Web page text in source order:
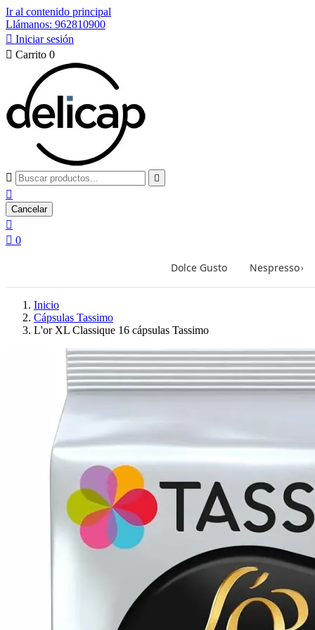
Ir al contenido principal
Llámanos: 962810900
 Iniciar sesión
 Carrito 0
 

Cancelar

 0
Dolce Gusto Nespresso›
Inicio
Cápsulas Tassimo
L'or XL Classique 16 cápsulas Tassimo